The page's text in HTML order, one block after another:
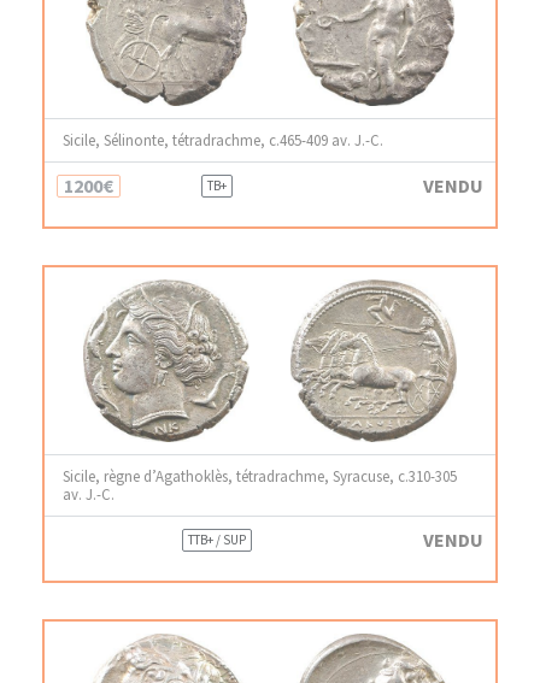
Sicile, Sélinonte, tétradrachme, c.465-409 av. J.-C.
1200€ TB+ VENDU
Sicile, règne d’Agathoklès, tétradrachme, Syracuse, c.310-305
av. J.-C.
TTB+ / SUP VENDU